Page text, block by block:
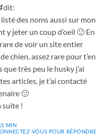
dit:
des noms aussi sur mon
y jeter un coup d’oeil 🙂 En
rare de voir un site entier
chien, assez rare pour t’en
très peu le husky j’ai
articles, je t’ai contacté
🙂
suite !
MIN
VOUS POUR RÉPONDRE